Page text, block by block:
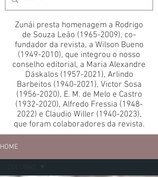
Zunái presta homenagem a Rodrigo
de Souza Leão (1965-2009), co-
fundador da revista, a Wilson Bueno
(1949-2010), que integrou o nosso
conselho editorial, a Maria Alexandre
Dáskalos (1957-2021), Arlindo
Barbeitos (1940-2021), Victor Sosa
(1956-2020), E. M. de Melo e Castro
(1932-2020), Alfredo Fressia (1948-
2022) e Claudio Willer (1940-2023),
que foram colaboradores da revista.
HOME